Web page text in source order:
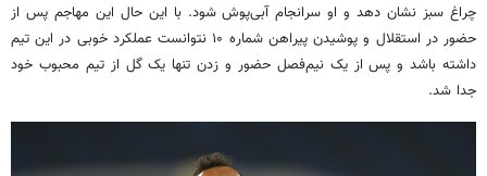
چراغ سبز نشان دهد و او سرانجام آبی‌پوش شود. با این حال این مهاجم پس از
حضور در استقلال و پوشیدن پیراهن شماره ۱۰ نتوانست عملکرد خوبی در این تیم
داشته باشد و پس از یک نیم‌فصل حضور و زدن تنها یک گل از تیم محبوب خود
جدا شد.